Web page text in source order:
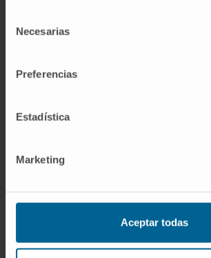
Necesarias
Preferencias
Estadística
Marketing
Aceptar todas
UU.
. MedlinePlus
diagnósticas de las
Introducción a la
cutánea. Manual MSD,
Entradas relacionadas en